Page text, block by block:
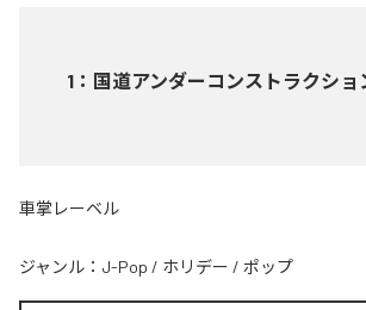
1 ： 国道アンダーコンストラクショ
車掌レーベル
ジャンル： J-Pop / ホリデー / ポップ